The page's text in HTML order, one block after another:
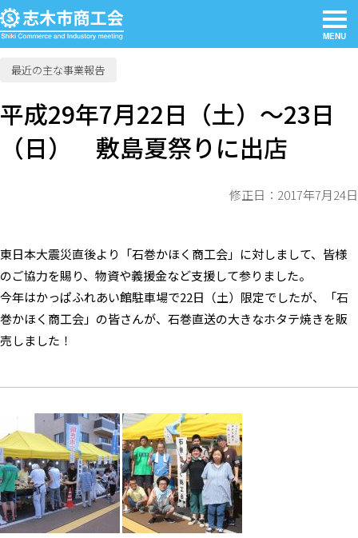
最近の主な事業報告
平成29年7月22日（土）～23日
（日） 敷島夏祭りに出店
修正日：2017年7月24日
東日本大震災直後より「石巻かほく商工会」に対しまして、皆様
のご協力を賜り、物資や義援金など支援して参りました。
今年はかっぱふれあい館駐車場で22日（土）限定でしたが、「石
巻かほく商工会」の皆さんが、石巻直送の大きなホタテ焼きを販
売しました！
MENU